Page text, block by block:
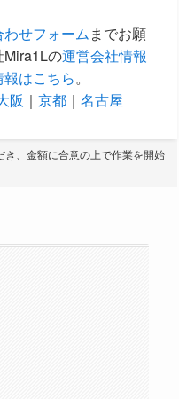
わせフォーム までお願
Mira1Lの運営会社情報
はこちら。
阪 ｜京都 ｜名古屋
、金額に合意の上で作業を開始